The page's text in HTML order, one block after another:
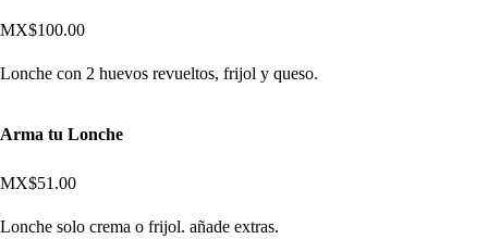
MX$100.00
Lonche con 2 huevos revueltos, frijol y queso.
Arma tu Lonche
MX$51.00
Lonche solo crema o frijol. añade extras.